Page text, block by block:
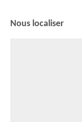
Nous localiser